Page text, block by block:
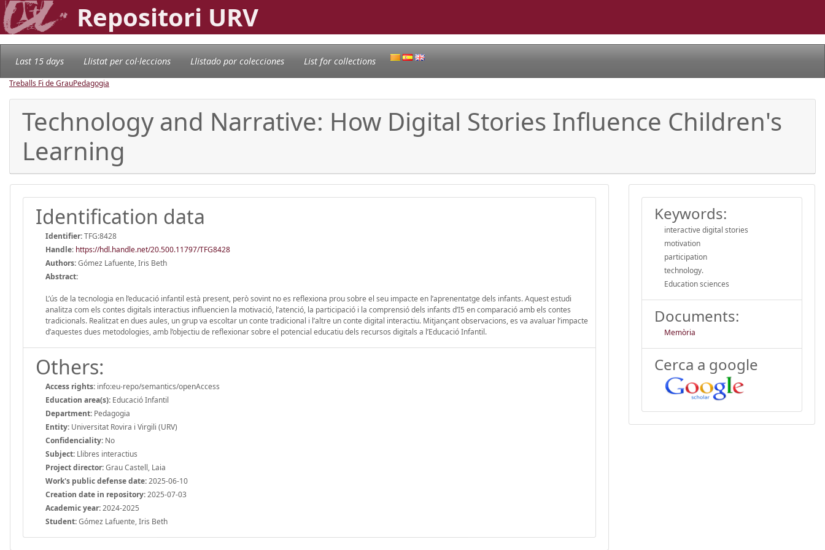
Repositori URV
Last 15 days Llistat per col·leccions Llistado por colecciones List for collections
Treballs Fi de GrauPedagogia
Technology and Narrative: How Digital Stories Influence Children's
Learning
Identification data
Identifier:TFG:8428
Handle: https://hdl.handle.net/20.500.11797/TFG8428
Authors:Gómez Lafuente, Iris Beth
Abstract:
L’ús de la tecnologia en l’educació infantil està present, però sovint no es reflexiona prou sobre el seu impacte en l’aprenentatge dels infants. Aquest estudi
analitza com els contes digitals interactius influencien la motivació, l’atenció, la participació i la comprensió dels infants d’I5 en comparació amb els contes
tradicionals. Realitzat en dues aules, un grup va escoltar un conte tradicional i l’altre un conte digital interactiu. Mitjançant observacions, es va avaluar l’impacte
d’aquestes dues metodologies, amb l’objectiu de reflexionar sobre el potencial educatiu dels recursos digitals a l’Educació Infantil.
Others:
Access rights: info:eu-repo/semantics/openAccess
Education area(s): Educació Infantil
Department: Pedagogia
Entity: Universitat Rovira i Virgili (URV)
Confidenciality: No
Subject: Llibres interactius
Project director:Grau Castell, Laia
Work's public defense date:2025-06-10
Creation date in repository:2025-07-03
Academic year:2024-2025
Student:Gómez Lafuente, Iris Beth
Keywords:
interactive digital stories
motivation
participation
technology.
Education sciences
Documents:
Memòria
Cerca a google